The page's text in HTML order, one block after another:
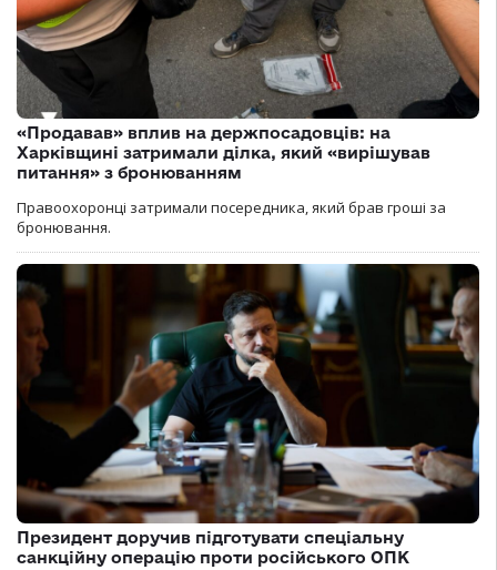
«Продавав» вплив на держпосадовців: на
Харківщині затримали ділка, який «вирішував
питання» з бронюванням
Правоохоронці затримали посередника, який брав гроші за
бронювання.
Президент доручив підготувати спеціальну
санкційну операцію проти російського ОПК